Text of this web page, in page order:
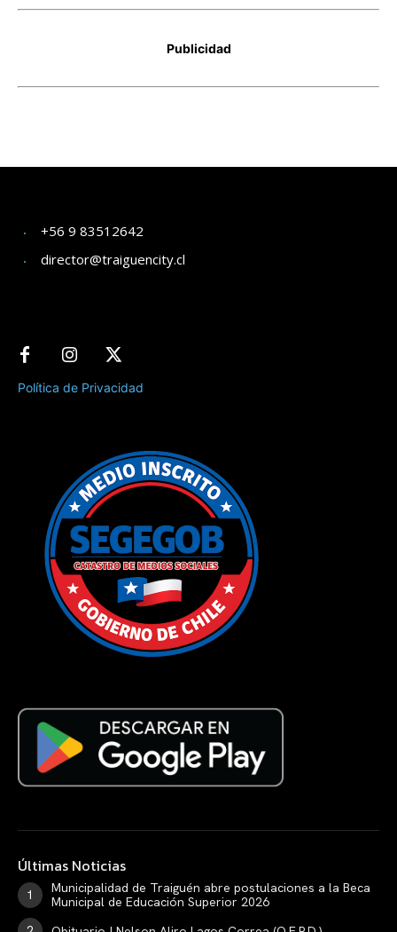
+56 9 83512642
director@traiguencity.cl
Política de Privacidad
Últimas Noticias
Municipalidad de Traiguén abre postulaciones a la Beca
Municipal de Educación Superior 2026